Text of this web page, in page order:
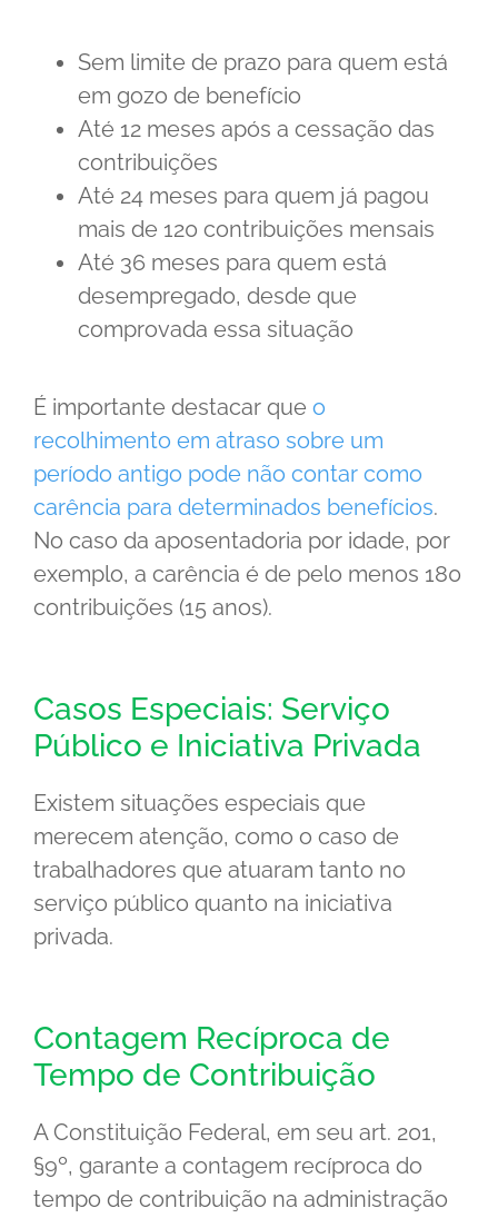
Sem limite de prazo para quem está
em gozo de benefício
Até 12 meses após a cessação das
contribuições
Até 24 meses para quem já pagou
mais de 120 contribuições mensais
Até 36 meses para quem está
desempregado, desde que
comprovada essa situação
É importante destacar que o
recolhimento em atraso sobre um
período antigo pode não contar como
carência para determinados benefícios.
No caso da aposentadoria por idade, por
exemplo, a carência é de pelo menos 180
contribuições (15 anos).
Casos Especiais: Serviço
Público e Iniciativa Privada
Existem situações especiais que
merecem atenção, como o caso de
trabalhadores que atuaram tanto no
serviço público quanto na iniciativa
privada.
Contagem Recíproca de
Tempo de Contribuição
A Constituição Federal, em seu art. 201,
§9º, garante a contagem recíproca do
tempo de contribuição na administração